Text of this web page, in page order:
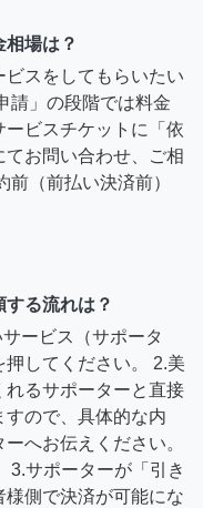
場は？
スをしてもらいたい
請」の段階では料金
ビスチケットに「依
お問い合わせ、ご相
（前払い決済前）
る流れは？
ービス（サポータ
してください。 2.美
るサポーターと直接
ので、具体的な内
へお伝えください。
3.サポーターが「引き
側で決済が可能にな